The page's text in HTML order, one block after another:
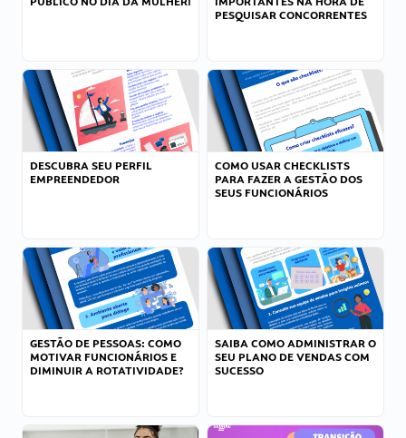
PESQUISAR CONCORRENTES
DESCUBRA SEU PERFIL
EMPREENDEDOR
COMO USAR CHECKLISTS
PARA FAZER A GESTÃO DOS
SEUS FUNCIONÁRIOS
GESTÃO DE PESSOAS: COMO
MOTIVAR FUNCIONÁRIOS E
DIMINUIR A ROTATIVIDADE?
SAIBA COMO ADMINISTRAR O
SEU PLANO DE VENDAS COM
SUCESSO